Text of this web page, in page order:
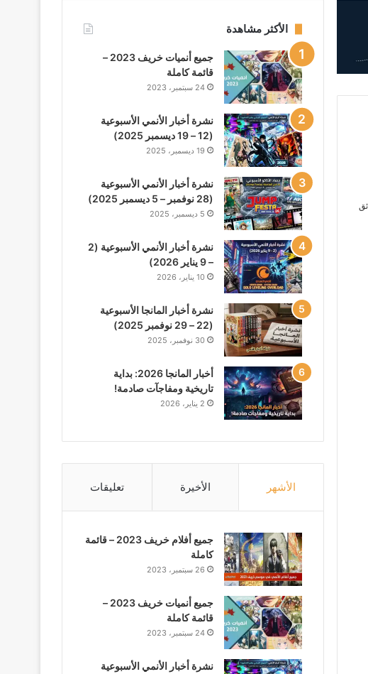
الأكثر مشاهدة
جميع أنميات خريف 2023 –
قائمة كاملة
24 سبتمبر، 2023
نشرة أخبار الأنمي الأسبوعية
(12 – 19 ديسمبر 2025)
19 ديسمبر، 2025
نشرة أخبار الأنمي الأسبوعية
(28 نوفمبر – 5 ديسمبر 2025)
5 ديسمبر، 2025
نشرة أخبار الأنمي الأسبوعية (2
– 9 يناير 2026)
10 يناير، 2026
نشرة أخبار المانجا الأسبوعية
(22 – 29 نوفمبر 2025)
30 نوفمبر، 2025
أخبار المانجا 2026: بداية
تاريخية ومفاجآت صادمة!
2 يناير، 2026
الأشهر الأخيرة تعليقات
جميع أفلام خريف 2023 – قائمة
كاملة
26 سبتمبر، 2023
جميع أنميات خريف 2023 –
قائمة كاملة
24 سبتمبر، 2023
نشرة أخبار الأنمي الأسبوعية